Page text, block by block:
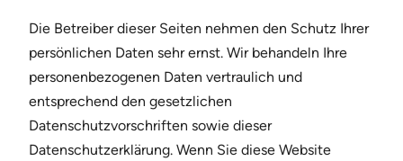
Die Betreiber dieser Seiten nehmen den Schutz Ihrer
persönlichen Daten sehr ernst. Wir behandeln Ihre
personenbezogenen Daten vertraulich und
entsprechend den gesetzlichen
Datenschutzvorschriften sowie dieser
Datenschutzerklärung. Wenn Sie diese Website